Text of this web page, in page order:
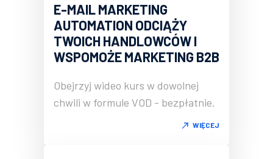
E-MAIL MARKETING
AUTOMATION ODCIĄŻY
TWOICH HANDLOWCÓW I
WSPOMOŻE MARKETING B2B
Obejrzyj wideo kurs w dowolnej
chwili w formule VOD - bezpłatnie.
WIĘCEJ